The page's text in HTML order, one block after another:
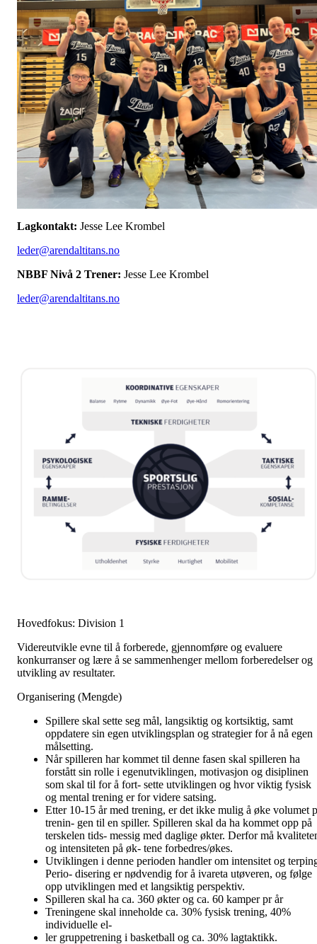
Lagkontakt: Jesse Lee Krombel
leder@arendaltitans.no
NBBF Nivå 2 Trener: Jesse Lee Krombel
leder@arendaltitans.no
Hovedfokus: Division 1
Videreutvikle evne til å forberede, gjennomføre og evaluere
konkurranser og lære å se sammenhenger mellom forberedelser og
utvikling av resultater.
Organisering (Mengde)
Spillere skal sette seg mål, langsiktig og kortsiktig, samt
oppdatere sin egen utviklingsplan og strategier for å nå egen
målsetting.
Når spilleren har kommet til denne fasen skal spilleren ha
forstått sin rolle i egenutviklingen, motivasjon og disiplinen
som skal til for å fort- sette utviklingen og hvor viktig fysisk
og mental trening er for videre satsing.
Etter 10-15 år med trening, er det ikke mulig å øke volumet
trenin- gen til en spiller. Spilleren skal da ha kommet opp på
terskelen tids- messig med daglige økter. Derfor må
og intensiteten på øk- tene forbedres/økes.
Utviklingen i denne perioden handler om intensitet og
Perio- disering er nødvendig for å ivareta utøveren, og følge
opp utviklingen med et langsiktig perspektiv.
Spilleren skal ha ca. 360 økter og ca. 60 kamper pr år
Treningene skal inneholde ca. 30% fysisk trening, 40%
individuelle el-
ler gruppetrening i basketball og ca. 30% lagtaktikk.